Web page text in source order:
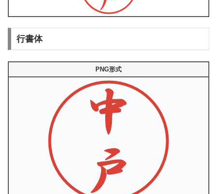
行書体
PNG形式